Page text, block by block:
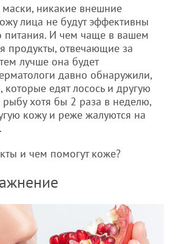
никакие внешние
лица не будут эффективны
питания. И чем чаще в вашем
продукты, отвечающие за
лучше она будет
давно обнаружили,
которые едят лосось и другую
хотя бы 2 раза в неделю,
кожу и реже жалуются на
и чем помогут коже?